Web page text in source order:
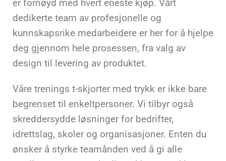
er fornøyd med hvert eneste kjøp. Vårt
dedikerte team av profesjonelle og
kunnskapsrike medarbeidere er her for å hjelpe
deg gjennom hele prosessen, fra valg av
design til levering av produktet.
Våre trenings t-skjorter med trykk er ikke bare
begrenset til enkeltpersoner. Vi tilbyr også
skreddersydde løsninger for bedrifter,
idrettslag, skoler og organisasjoner. Enten du
ønsker å styrke teamånden ved å gi alle